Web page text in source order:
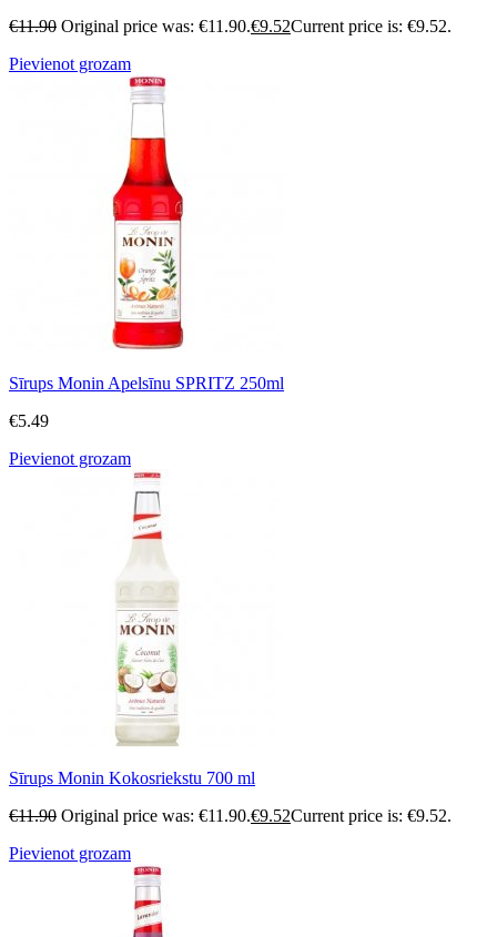
€11.90 Original price was: €11.90.€9.52Current price is: €9.52.
Pievienot grozam
Sīrups Monin Apelsīnu SPRITZ 250ml
€5.49
Pievienot grozam
Sīrups Monin Kokosriekstu 700 ml
€11.90 Original price was: €11.90.€9.52Current price is: €9.52.
Pievienot grozam